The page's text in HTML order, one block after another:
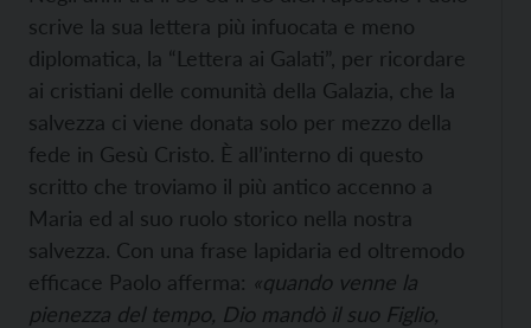
scrive la sua lettera più infuocata e meno
diplomatica, la “Lettera ai Galati”, per ricordare
ai cristiani delle comunità della Galazia, che la
salvezza ci viene donata solo per mezzo della
fede in Gesù Cristo. È all’interno di questo
scritto che troviamo il più antico accenno a
Maria ed al suo ruolo storico nella nostra
salvezza. Con una frase lapidaria ed oltremodo
efficace Paolo afferma: «quando venne la
pienezza del tempo, Dio mandò il suo Figlio,